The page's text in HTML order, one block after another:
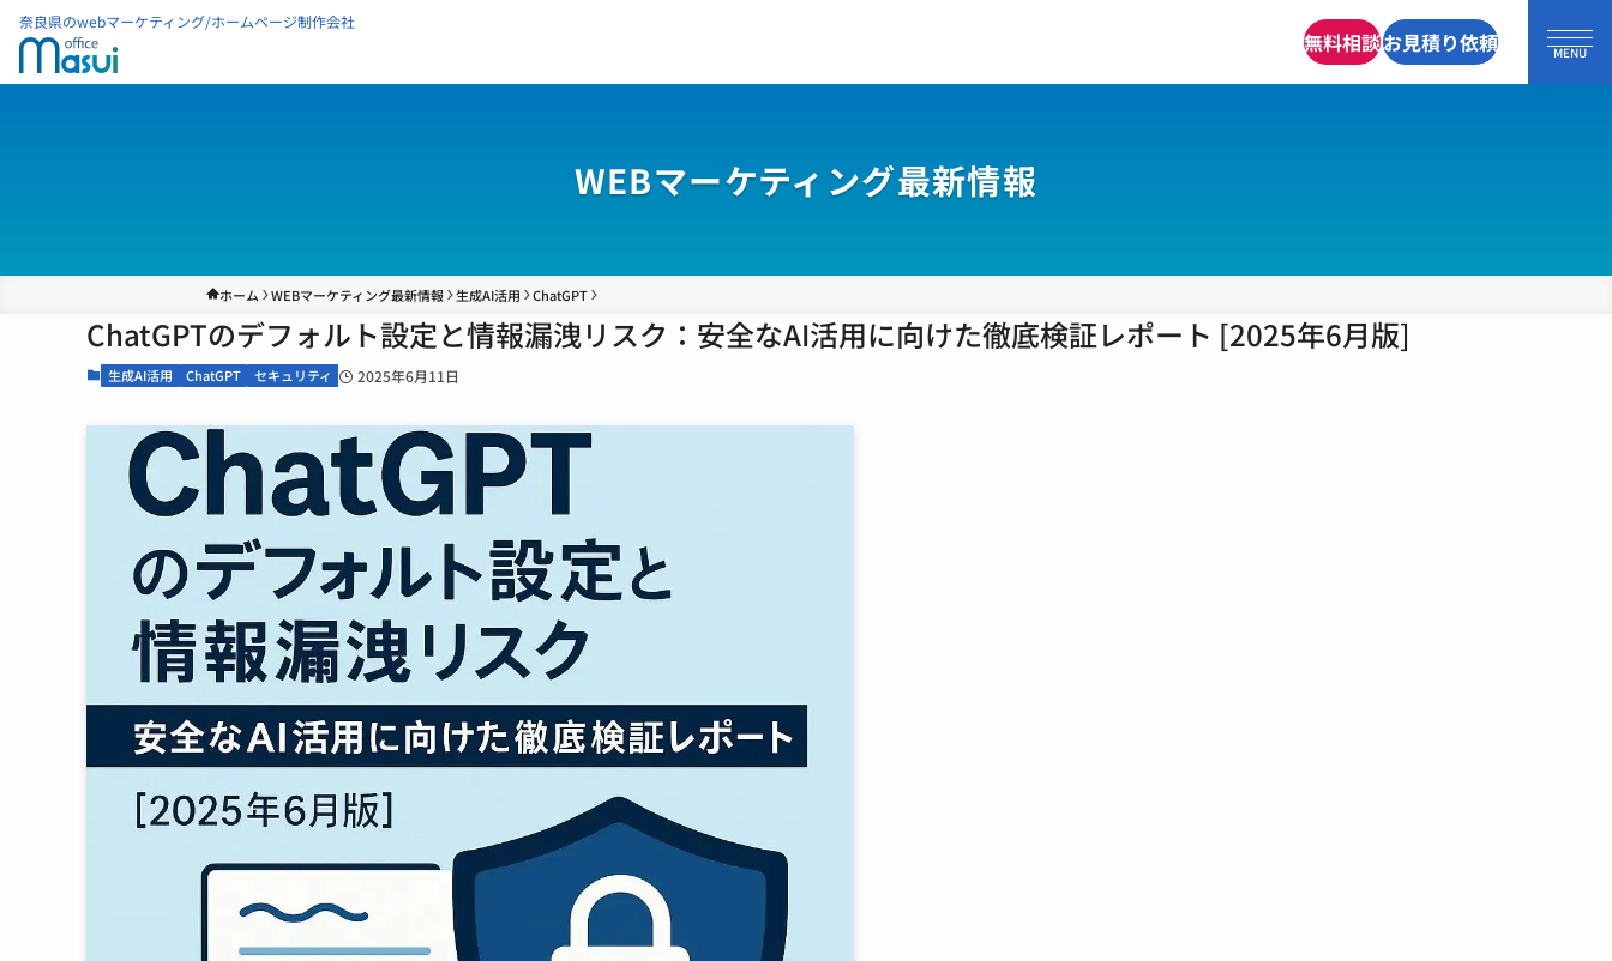
奈良県のwebマーケティング/ホームページ制作会社
無料相談お見積り依頼
WEBマーケティング最新情報
ホーム WEBマーケティング最新情報 生成AI活用 ChatGPT
ChatGPTのデフォルト設定と情報漏洩リスク：安全なAI活用に向けた徹底検証レポート [2025年6月版]
生成AI活用 ChatGPT セキュリティ 2025年6月11日